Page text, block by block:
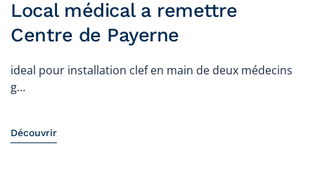
Local médical a remettre
Centre de Payerne
ideal pour installation clef en main de deux médecins
g…
Découvrir